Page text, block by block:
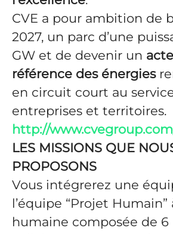
CVE a pour ambition de
2027, un parc d’une
GW et de devenir un
référence des énergies
en circuit court au
entreprises et territoires.
http://
LES MISSIONS QUE
PROPOSONS
Vous intégrerez une
l’équipe “Projet Humain”
humaine composée de 6